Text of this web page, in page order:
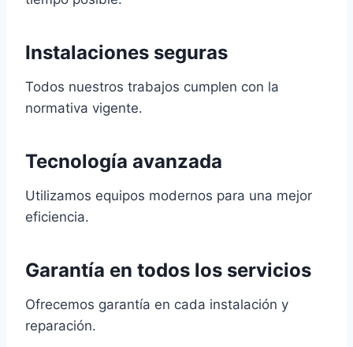
Instalaciones seguras
Todos nuestros trabajos cumplen con la
normativa vigente.
Tecnología avanzada
Utilizamos equipos modernos para una mejor
eficiencia.
Garantía en todos los servicios
Ofrecemos garantía en cada instalación y
reparación.